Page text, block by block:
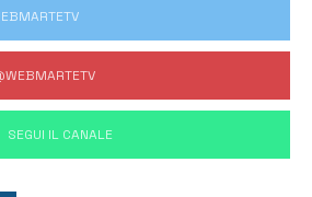
‎SEGUI IL CANALE